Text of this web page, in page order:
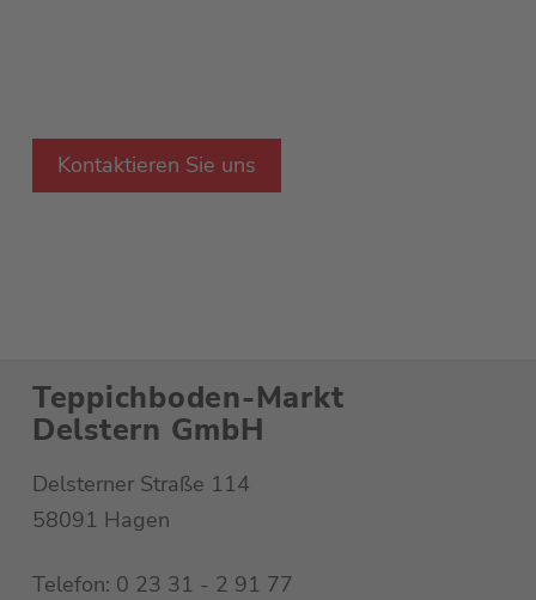
Kontaktieren Sie uns
Teppichboden-Markt
Delstern GmbH
Delsterner Straße 114
58091 Hagen
Telefon: 0 23 31 - 2 91 77